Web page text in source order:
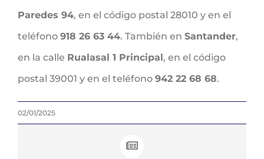
Paredes 94, en el código postal 28010 y en el
teléfono 918 26 63 44. También en Santander,
en la calle Rualasal 1 Principal, en el código
postal 39001 y en el teléfono 942 22 68 68.
02/01/2025